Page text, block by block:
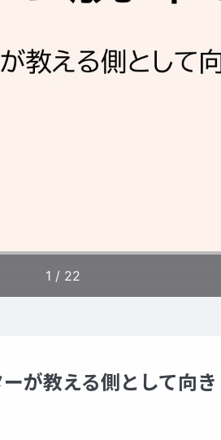
が教える側として向き